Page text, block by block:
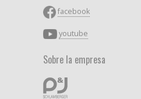
facebook
youtube
Sobre la empresa